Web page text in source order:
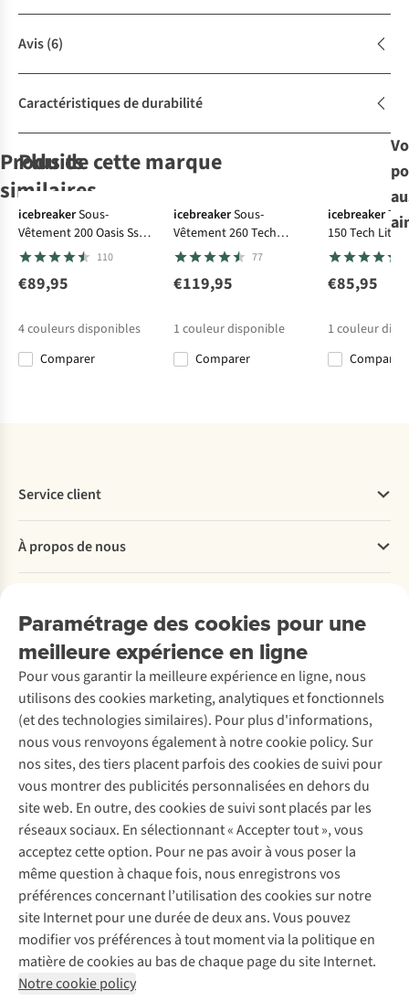
Avis(6)
Caractéristiques de durabilité
Produits
similaires
-30%
Vaude T-Shirt
Essential Ls Tee
€40,60
Ultraléger
Jack Wolfskin
T-Shirt Prelight
Suncool Ls M
Jack Wolfskin
T-Shirt Vonnan
Ls T M
Jack Wolfskin
T-Shirt Vonnan
Ls T M
Plus de cette marque
icebreakerSous-
Vêtement 200 Oasis Ss
Crewe
110
€89,95
4couleurs disponibles
Comparer
icebreakerSous-
Vêtement 260 Tech
Leggings
77
€119,95
1 couleur disponible
Comparer
icebreakerT-
150 Tech Lite
Peaceful Pass
€85,95
1 couleur
Comparer
Paramétrage des cookies pour une
meilleure expérience en ligne
Pour vous garantir la meilleure expérience en ligne, nous
utilisons des cookies marketing, analytiques et fonctionnels
(et des technologies similaires). Pour plus d'informations,
nous vous renvoyons également à notre cookie policy. Sur
nos sites, des tiers placent parfois des cookies de suivi pour
vous montrer des publicités personnalisées en dehors du
site web. En outre, des cookies de suivi sont placés par les
réseaux sociaux. En sélectionnant « Accepter tout », vous
acceptez cette option. Pour ne pas avoir à vous poser la
même question à chaque fois, nous enregistrons vos
préférences concernant l’utilisation des cookies sur notre
site Internet pour une durée de deux ans. Vous pouvez
modifier vos préférences à tout moment via la politique en
matière de cookies au bas de chaque page du site Internet.
Notre cookie policy
Service client
Commander
Payer
Retourner
Rétractation d'une commande
Entretien & réparations
Garantie
Contactez-nous
À propos de nous
Entreprise responsable
À propos d’Ayacucho
Nos magasins
À propos d’A.S.Adventure
Déclaration d'accessibilité
Location / Location sports d’hiver
Seconde-main
Entretien de ski
Service de lavage
Entretien de chaussures
Réparation de chaussures
Réparation de vêtements
Retouches
Pour les entreprises
Découvrez
A.S.Magazine
Explore Camp
Expertise & conseils
Abonnez-vous à la newsletter
Suivez-nous
Mentions légales
Politique de confidentialité
Conditions générales
Cookie Policy